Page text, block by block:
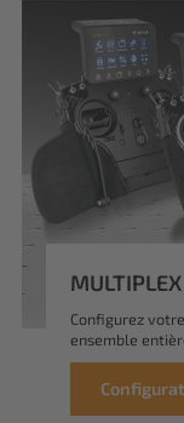
Configurez
ensemble